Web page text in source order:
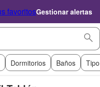
favoritosGestionar alertas
Dormitorios Baños